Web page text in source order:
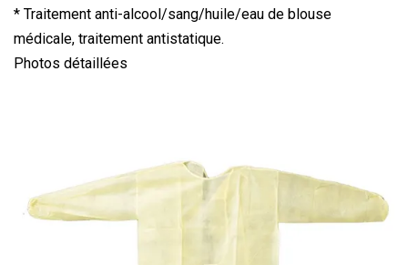
* Traitement anti-alcool/sang/huile/eau de blouse
médicale, traitement antistatique.
Photos détaillées